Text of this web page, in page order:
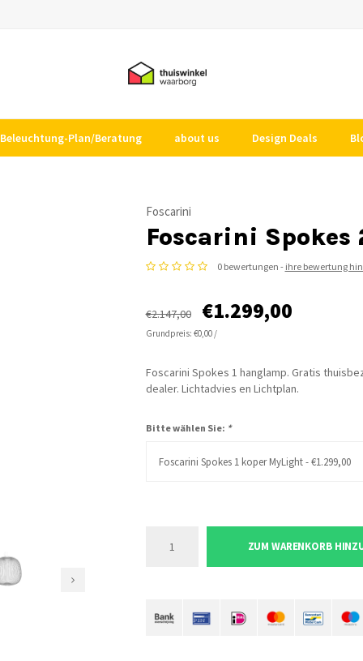
Beleuchtung-Plan/Beratung about us Design Deals
Foscarini
Foscarini Spokes
0 bewertungen - ihre bewertung
€2.147,00 €1.299,00
Grundpreis: €0,00 /
Foscarini Spokes 1 hanglamp. Gratis
dealer. Lichtadvies en Lichtplan.
Bitte wählen Sie: *
Foscarini Spokes 1 koper MyLight - €1.299,00
ZUM WARENKORB